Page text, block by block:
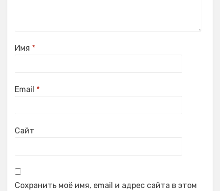
Имя *
Email *
Сайт
Сохранить моё имя, email и адрес сайта в этом